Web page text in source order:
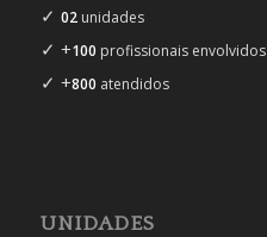
✓ 02unidades
✓ +100 profissionais envolvidos
✓ +800 atendidos
UNIDADES